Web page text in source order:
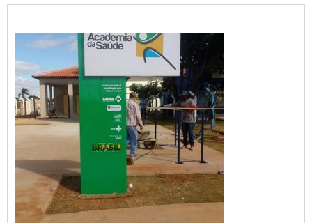
Outro fator positivo, é que o ambiente
sofisticação.Empresas atendidas pela SP
Sign Top FM; Rádio Transamérica; Ico
Estacionamentos; Intermédica; Unimed;
Maple Bear; Marco Boni; R...